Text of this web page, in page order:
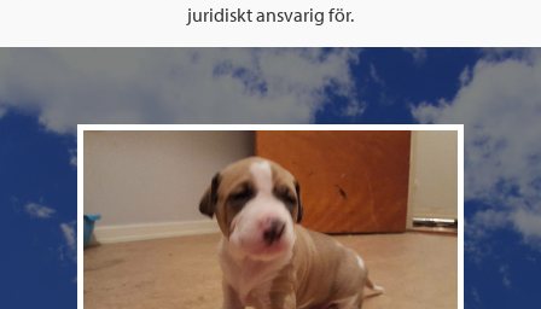
juridiskt ansvarig för.